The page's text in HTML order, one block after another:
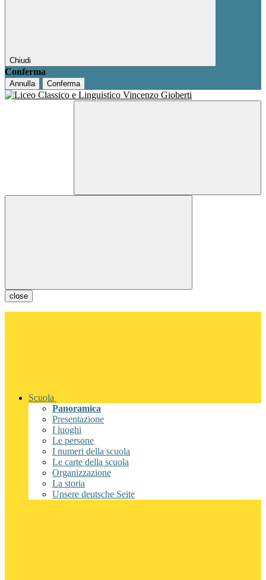
Chiudi
Conferma
Annulla Conferma
close
Scuola
Panoramica
Presentazione
I luoghi
Le persone
I numeri della scuola
Le carte della scuola
Organizzazione
La storia
Unsere deutsche Seite